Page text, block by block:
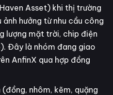
Asset) khi thị trường
ảnh hưởng từ nhu cầu công
lượng mặt trời, chip điện
Đây là nhóm đang giao
AnfinX qua hợp đồng
nhôm, kẽm, quặng